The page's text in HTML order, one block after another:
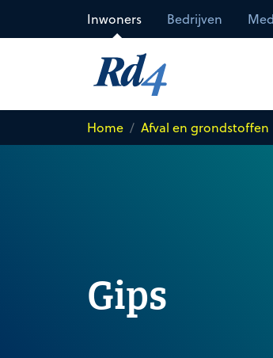
Inwoners Bedrijven
Home Afval en grondstoffen
Gips